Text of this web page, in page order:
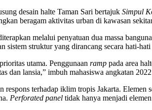
desain halte Taman Sari bertajuk Simpul
beragam aktivitas urban di kawasan
melalui penyatuan dua massa
struktur yang dirancang secara hati-
utama. Penggunaan ramp pada area
dan lansia,” imbuh mahasiswa angkatan
terhadap iklim tropis Jakarta. Elemen
Perforated panel tidak hanya menjadi